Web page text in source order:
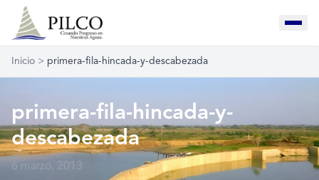
Inicio > primera-fila-hincada-y-descabezada
primera-fila-hincada-y-
descabezada
6 marzo, 2013